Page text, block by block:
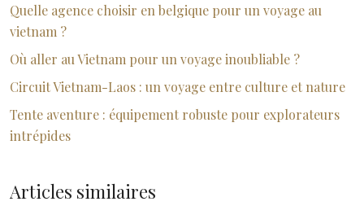
Quelle agence choisir en belgique pour un voyage au
vietnam ?
Où aller au Vietnam pour un voyage inoubliable ?
Circuit Vietnam-Laos : un voyage entre culture et nature
Tente aventure : équipement robuste pour explorateurs
intrépides
Articles similaires